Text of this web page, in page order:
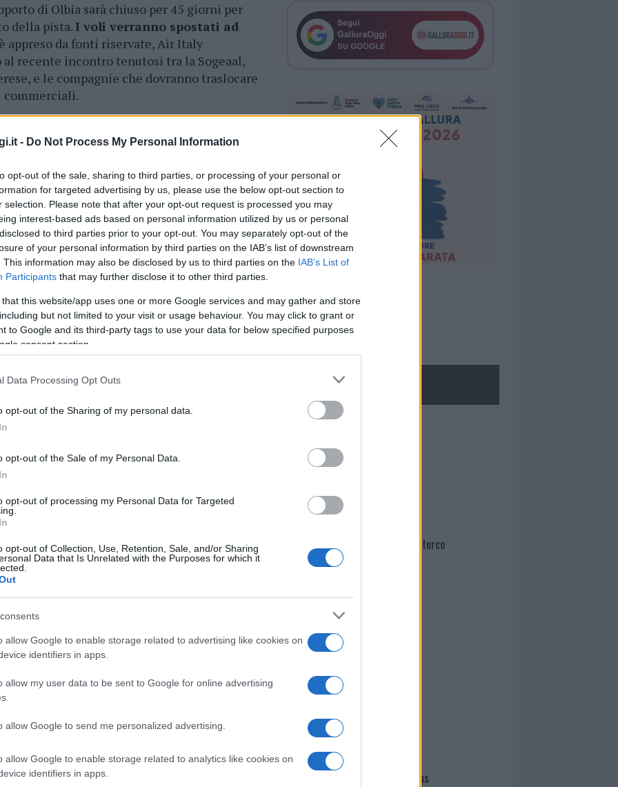
- Do Not Process My Personal Information
opt-out of the sale, sharing to third parties, or processing of your personal or
for targeted advertising by us, please use the below opt-out section to
selection. Please note that after your opt-out request is processed you may
interest-based ads based on personal information utilized by us or personal
to third parties prior to your opt-out. You may separately opt-out of the
of your personal information by third parties on the IAB’s list of downstream
This information may also be disclosed by us to third parties on the IAB’s List of
Participants that may further disclose it to other third parties.
that this website/app uses one or more Google services and may gather and store
but not limited to your visit or usage behaviour. You may click to grant or
to Google and its third-party tags to use your data for below specified purposes
consent section.
Data Processing Opt Outs
opt-out of the Sharing of my personal data.
opt-out of the Sale of my Personal Data.
opt-out of processing my Personal Data for Targeted
opt-out of Collection, Use, Retention, Sale, and/or Sharing
Data that Is Unrelated with the Purposes for which it
allow Google to enable storage related to advertising like cookies on
identifiers in apps.
allow my user data to be sent to Google for online advertising
allow Google to send me personalized advertising.
allow Google to enable storage related to analytics like cookies on
identifiers in apps.
di Olbia sarà chiuso per 45 giorni per
della pista. I voli verranno spostati ad
appreso da fonti riservate, Air Italy
recente incontro tenutosi tra la Sogeaal,
e le compagnie che dovranno traslocare
commerciali.
dei 5 Stelle Roberto Li Gioi che
di accertarsi di questo fattoe di mettere in
per far sì che Air Italy voli da Alghero
rovescia per i lavori: si parte con
i problemi all’orizzonte. “Qualora Air Italy
per Alitalia, mentre in caso
dell’esistenzadi una doppia tariffa
base di quanto deciso dal governatore
con il vecchio bando, mentre da Olbia i non
una tariffa più costosa”, prosegue il
ai Trasporti Giorgio Todde: “Assessore
di rilancio di Air Italy la
notoriamente in attivo, e che potrebbe
la compagnia aerea e lo scalo di Olbia?”.
cliccandoqui
nella sezione
Roberto Li Gioi
NECROLOGIE
Martina Agostina Diturco
I nostri cari
I nostri cari
Giovannimaria Cabras